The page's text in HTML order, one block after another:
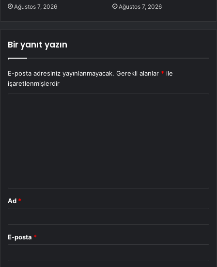
Ağustos 7, 2026 Ağustos 7, 2026
Bir yanıt yazın
E-posta adresiniz yayınlanmayacak. Gerekli alanlar * ile
işaretlenmişlerdir
Ad *
E-posta *